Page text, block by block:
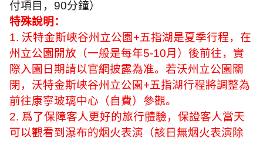
付項目， 90分鐘）
特殊說明：
1. 沃特金斯峽谷州立公園+五指湖是夏季行程，在
州立公園開放（一般是每年5-10月）後前往，實
際入園日期請以官網披露為准。若沃州立公園關
閉，沃特金斯峽谷州立公園+五指湖行程將調整為
前往康寧玻璃中心（自費）參觀。
2. 爲了保障客人更好的旅行體驗，保證客人當天
可以觀看到瀑布的烟火表演（該日無烟火表演除